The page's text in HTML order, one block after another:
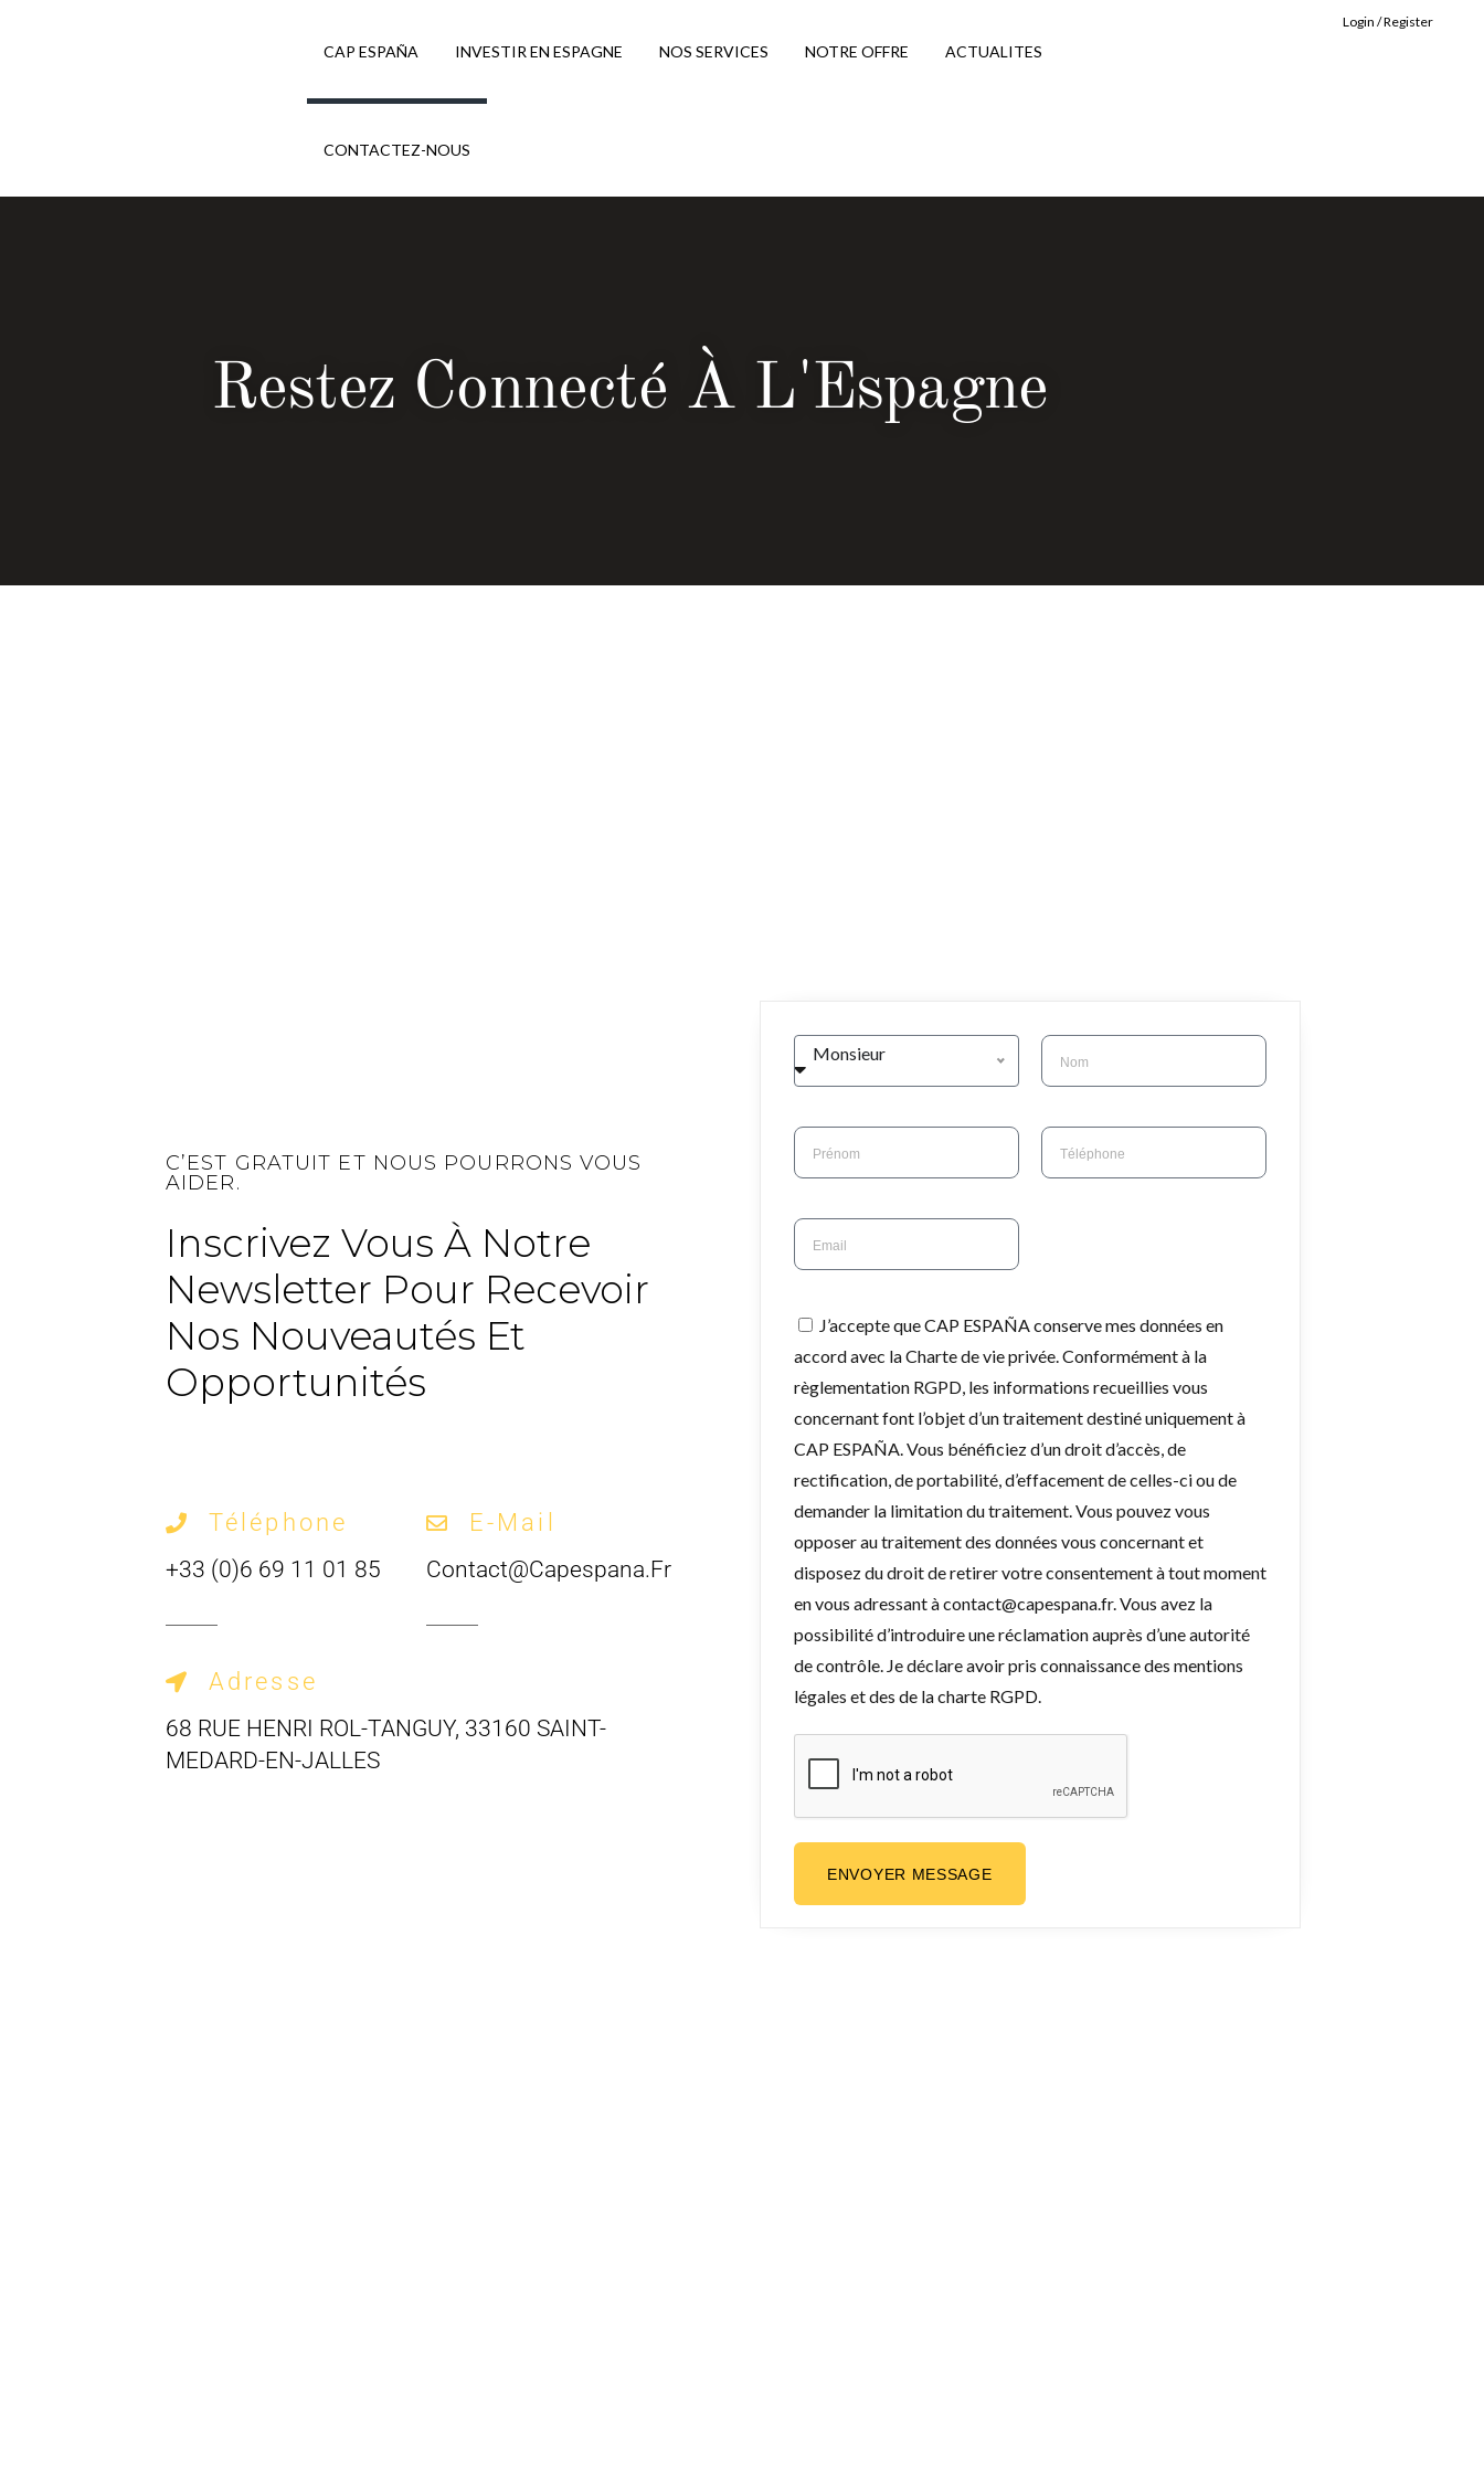
CAP ESPAÑA INVESTIR EN ESPAGNE NOS SERVICES NOTRE OFFRE ACTUALITES
CONTACTEZ-NOUS
Login / Register
Restez Connecté À L'Espagne
C’EST GRATUIT ET NOUS POURRONS VOUS
AIDER.
Inscrivez Vous À Notre
Newsletter Pour Recevoir
Nos Nouveautés Et
Opportunités
Téléphone
+33 (0)6 69 11 01 85
E-Mail
Contact@capespana.fr
Adresse
68 RUE HENRI ROL-TANGUY, 33160 SAINT-
MEDARD-EN-JALLES
Monsieur
J’accepte que CAP ESPAÑA conserve mes données en
accord avec la Charte de vie privée. Conformément à la
règlementation RGPD, les informations recueillies vous
concernant font l’objet d’un traitement destiné uniquement à
CAP ESPAÑA. Vous bénéficiez d’un droit d’accès, de
rectification, de portabilité, d’effacement de celles-ci ou de
demander la limitation du traitement. Vous pouvez vous
opposer au traitement des données vous concernant et
disposez du droit de retirer votre consentement à tout moment
en vous adressant à contact@capespana.fr. Vous avez la
possibilité d’introduire une réclamation auprès d’une autorité
de contrôle. Je déclare avoir pris connaissance des mentions
légales et des de la charte RGPD.
ENVOYER MESSAGE